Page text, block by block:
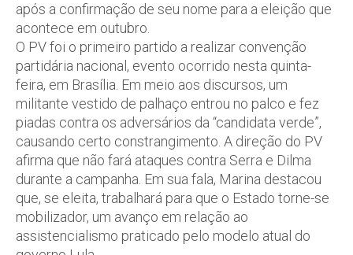
após a confirmação de seu nome para a eleição que
acontece em outubro.
O PV foi o primeiro partido a realizar convenção
partidária nacional, evento ocorrido nesta quinta-
feira, em Brasília. Em meio aos discursos, um
militante vestido de palhaço entrou no palco e fez
piadas contra os adversários da “candidata verde”,
causando certo constrangimento. A direção do PV
afirma que não fará ataques contra Serra e Dilma
durante a campanha. Em sua fala, Marina destacou
que, se eleita, trabalhará para que o Estado torne-se
mobilizador, um avanço em relação ao
assistencialismo praticado pelo modelo atual do